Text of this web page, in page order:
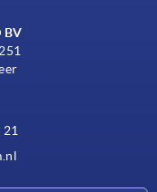
BV
21